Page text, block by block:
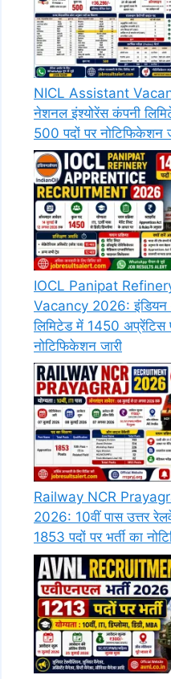
NICL Assistant
नेशनल इंश्योरेंस कंपनी
500 पदों पर
IOCL Panipat
Vacancy 2026: इंडियन
लिमिटेड में 1450 अप्रेंटिस
नोटिफिकेशन जारी
Railway NCR
2026: 10वीं पास उत्तर
1853 पदों पर भर्ती का